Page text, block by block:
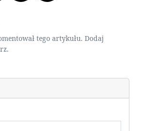
tego artykułu. Dodaj